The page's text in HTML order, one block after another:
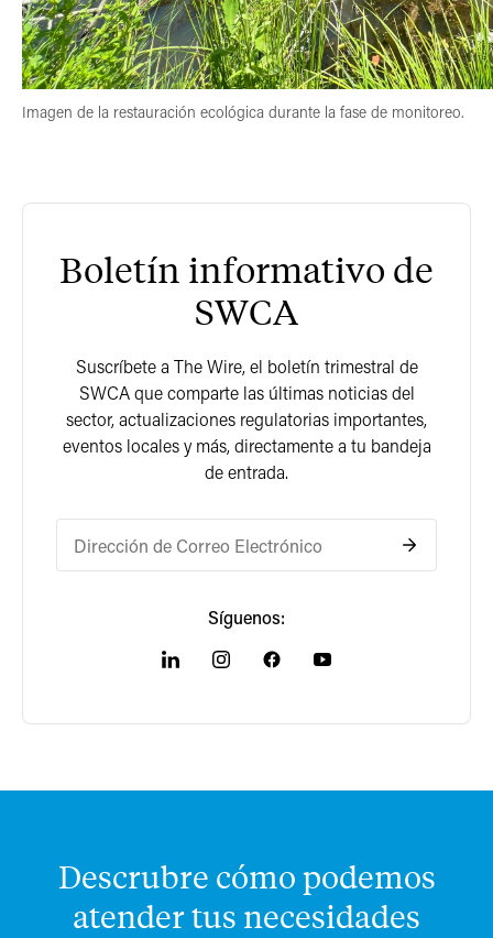
Imagen de la restauración ecológica durante la fase de monitoreo.
Boletín informativo de
SWCA
Suscríbete a The Wire, el boletín trimestral de
SWCA que comparte las últimas noticias del
sector, actualizaciones regulatorias importantes,
eventos locales y más, directamente a tu bandeja
de entrada.
Síguenos:
Descrubre cómopodemos
atendertus necesidades